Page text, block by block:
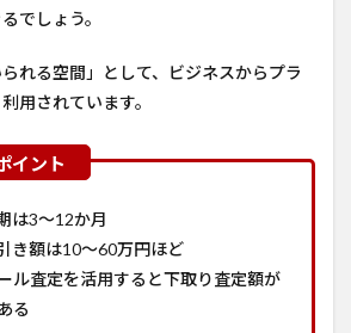
でしょう。
られる空間」として、ビジネスからプラ
用されています。
は3～12か月
き額は10～60万円ほど
ル査定を活用すると下取り査定額が
る